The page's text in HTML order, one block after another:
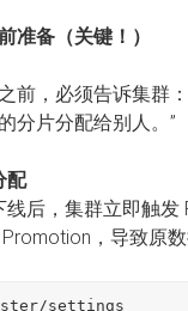
准备（关键！）
前，必须告诉集群
分片分配给别人。”
配
线后，集群立即触发
，导致原数
settings